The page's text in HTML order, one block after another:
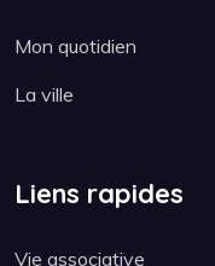
Mon quotidien
La ville
Liens rapides
Vie associative